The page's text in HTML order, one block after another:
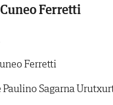
Ferretti
Ferretti
Paulino Sagarna